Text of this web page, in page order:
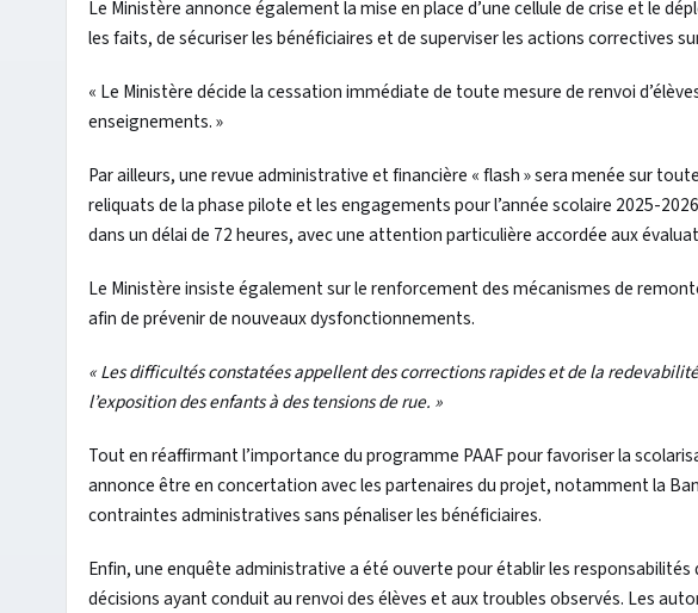
Le Ministère annonce également la mise en place d’une cellule de crise et le
les faits, de sécuriser les bénéficiaires et de superviser les actions correctives
« Le Ministère décide la cessation immédiate de toute mesure de renvoi
enseignements. »
Par ailleurs, une revue administrative et financière « flash » sera menée sur
reliquats de la phase pilote et les engagements pour l’année scolaire 2025-
dans un délai de 72 heures, avec une attention particulière accordée aux
Le Ministère insiste également sur le renforcement des mécanismes de
afin de prévenir de nouveaux dysfonctionnements.
« Les difficultés constatées appellent des corrections rapides et de la
l’exposition des enfants à des tensions de rue. »
Tout en réaffirmant l’importance du programme PAAF pour favoriser la
annonce être en concertation avec les partenaires du projet, notamment la
contraintes administratives sans pénaliser les bénéficiaires.
Enfin, une enquête administrative a été ouverte pour établir les
décisions ayant conduit au renvoi des élèves et aux troubles observés. Les